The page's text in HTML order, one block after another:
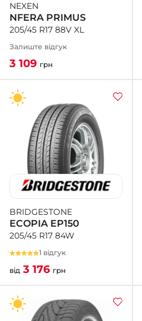
NEXEN
NFERA PRIMUS
205/45 R17 88V XL
Залиште відгук
3 109 грн
BRIDGESTONE
ECOPIA EP150
205/45 R17 84W
1 відгук
від 3 176 грн